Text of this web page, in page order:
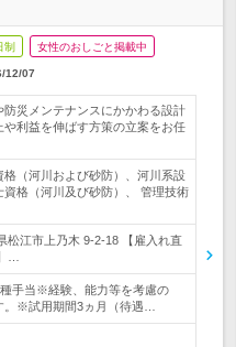
制 女性のおしごと掲載中
12/07
災メンテナンスにかかわる設計
利益を伸ばす方策の立案をお任
格（河川および砂防）、河川系設
格（河川及び砂防）、 管理技術
松江市上乃木 9-2-18 【雇入れ直
…
手当※経験、能力等を考慮の
。※試用期間3ヵ月（待遇…